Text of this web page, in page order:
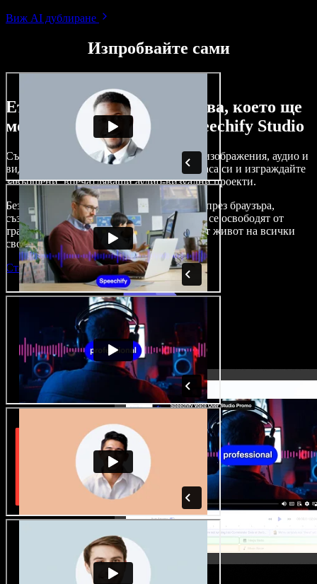
Виж AI дублиране
Изпробвайте сами
Ето само малка част от това, което ще
можете да правите със Speechify Studio
Създавайте дублажи, добавяйте стокови изображения, аудио и
видео без авторски права, клонирайте гласа си и изграждайте
завършени, впечатляващи аудио-визуални проекти.
Без крива на обучение и с достъп изцяло през браузъра,
създателите на съдържание вече могат да се освободят от
традиционните ограничения и да вдъхнат живот на всички
свои креативни идеи.
Стартирай Studio